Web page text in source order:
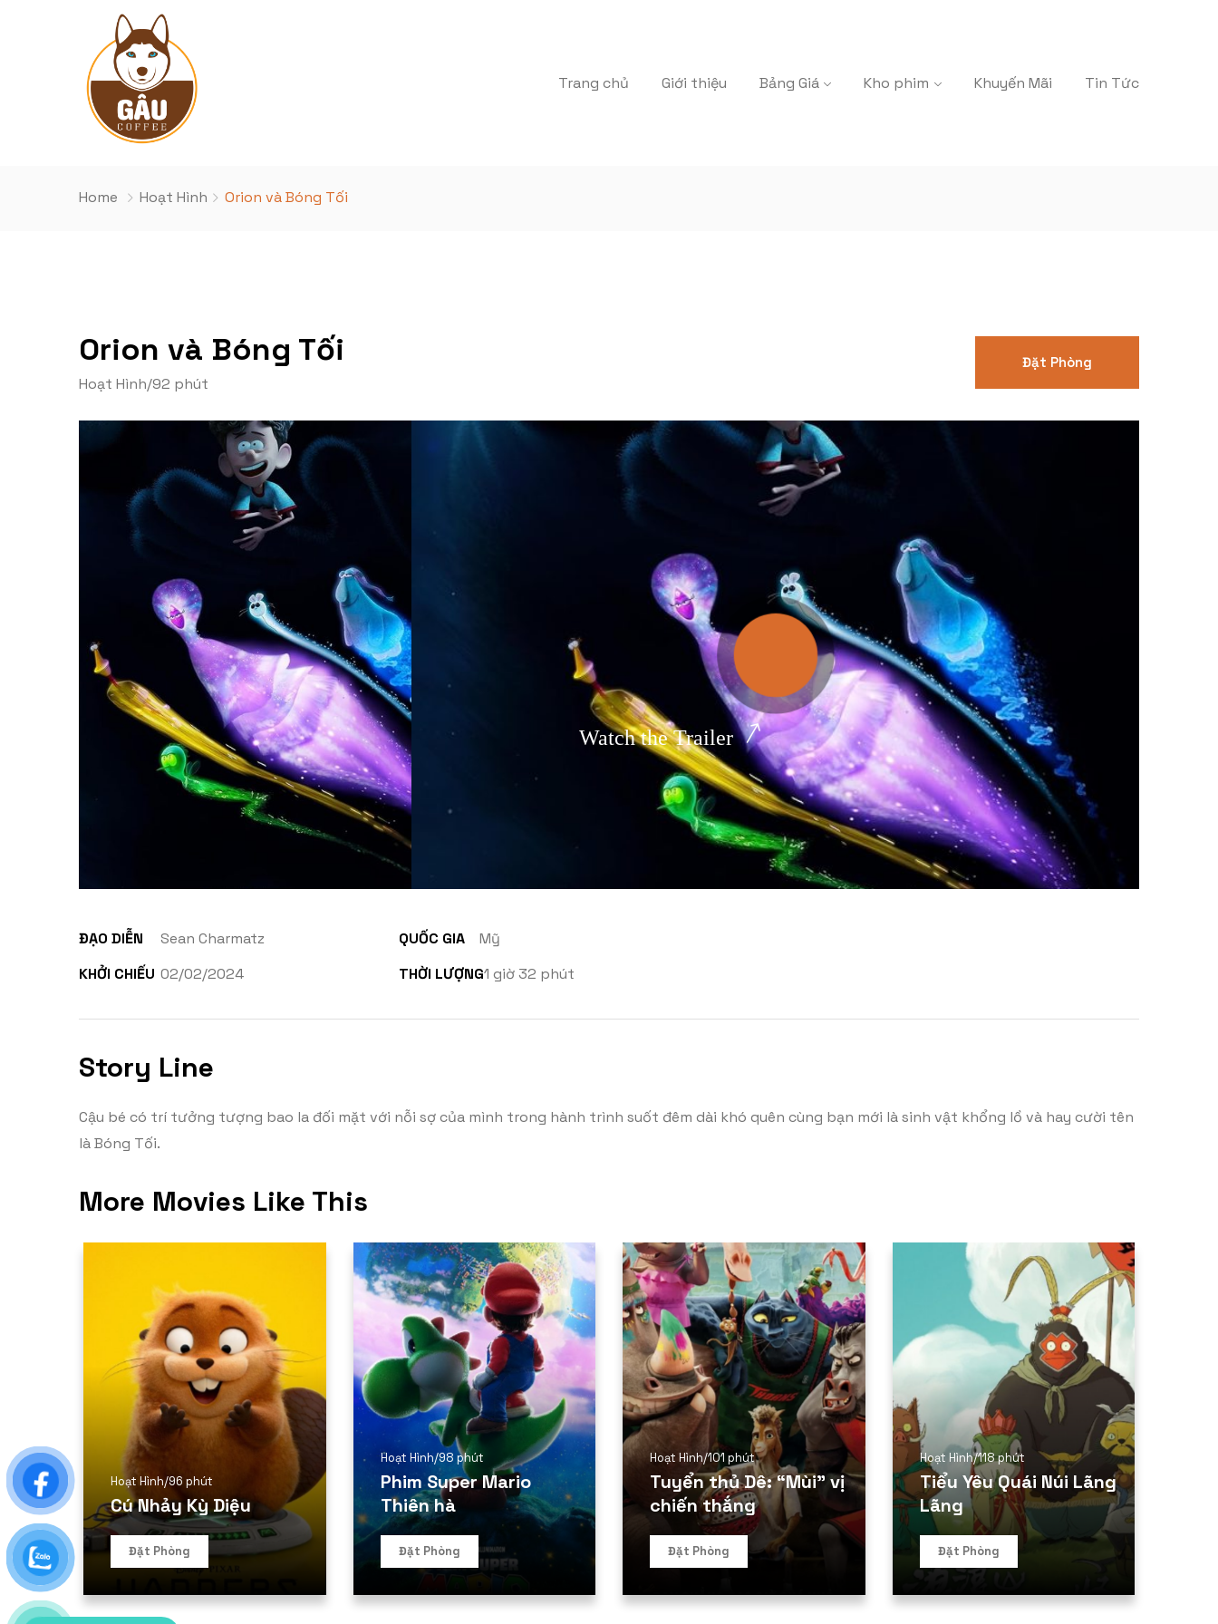
Trang chủ Giới thiệu Bảng Giá Kho phim Khuyến Mãi Tin Tức
Home Hoạt Hình Orion và Bóng Tối
Orion và Bóng Tối
Hoạt Hình/92 phút
Đặt Phòng
Watch the Trailer
ĐẠO DIỄN Sean Charmatz QUỐC GIA
Mỹ
KHỞI CHIẾU 02/02/2024 THỜI LƯỢNG1 giờ 32 phút
Story Line
Cậu bé có trí tưởng tượng bao la đối mặt với nỗi sợ của mình trong hành trình suốt đêm dài khó quên cùng bạn mới là sinh vật khổng lồ và hay cười tên
là Bóng Tối.
More Movies Like This
Hoạt Hình/96 phút
Cú Nhảy Kỳ Diệu
Đặt Phòng
Hoạt Hình/98 phút
Phim Super Mario
Thiên hà
Đặt Phòng
Hoạt Hình/101 phút
Tuyển thủ Dê: “Mùi” vị
chiến thắng
Đặt Phòng
Hoạt Hình/118 phút
Tiểu Yêu Quái Núi Lãng
Lãng
Đặt Phòng